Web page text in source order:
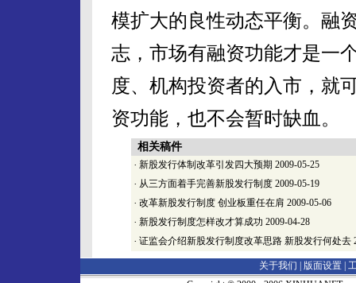
模扩大的良性动态平衡。融
志，市场有融资功能才是一
度、机构投资者的入市，就
资功能，也不会暂时缺血。
相关稿件
· 新股发行体制改革引发四大预期 2009-05-25
· 从三方面着手完善新股发行制度 2009-05-19
· 改革新股发行制度 创业板重任在肩 2009-05-06
· 新股发行制度怎样改才算成功 2009-04-28
· 证监会介绍新股发行制度改革思路 新股发行何处去
关于我们 | 版面设置